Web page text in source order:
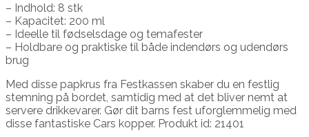
– Indhold: 8 stk
– Kapacitet: 200 ml
– Ideelle til fødselsdage og temafester
– Holdbare og praktiske til både indendørs og udendørs
brug
Med disse papkrus fra Festkassen skaber du en festlig
stemning på bordet, samtidig med at det bliver nemt at
servere drikkevarer. Gør dit barns fest uforglemmelig med
disse fantastiske Cars kopper. Produkt id: 21401